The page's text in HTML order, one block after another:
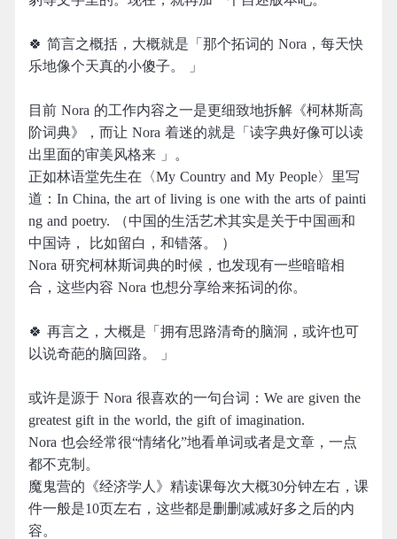
🍀 简言之概括，大概就是「那个拓词的 Nora，每天快
乐地像个天真的小傻子。 」
目前 Nora 的工作内容之一是更细致地拆解《柯林斯高
阶词典》，而让 Nora 着迷的就是「读字典好像可以读
出里面的审美风格来 」。
正如林语堂先生在〈My Country and My People〉里写
道：In China, the art of living is one with the arts of painti
ng and poetry. （中国的生活艺术其实是关于中国画和
中国诗， 比如留白，和错落。 ）
Nora 研究柯林斯词典的时候，也发现有一些暗暗相
合，这些内容 Nora 也想分享给来拓词的你。
🍀 再言之，大概是「拥有思路清奇的脑洞，或许也可
以说奇葩的脑回路。 」
或许是源于 Nora 很喜欢的一句台词：We are given the
greatest gift in the world, the gift of imagination.
Nora 也会经常很“情绪化”地看单词或者是文章，一点
都不克制。
魔鬼营的《经济学人》精读课每次大概30分钟左右，课
件一般是10页左右，这些都是删删减减好多之后的内
容。